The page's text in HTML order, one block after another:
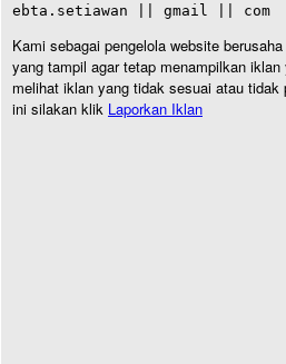
ebta.setiawan || gmail || com
Kami sebagai pengelola website
yang tampil agar tetap menampilkan
melihat iklan yang tidak sesuai atau
ini silakan klik Laporkan Iklan